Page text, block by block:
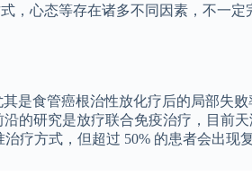
，心态等存在诸多不同因素，不一
是食管癌根治性放化疗后的局部失
的研究是放疗联合免疫治疗，目前
疗方式，但超过 50% 的患者会出现复